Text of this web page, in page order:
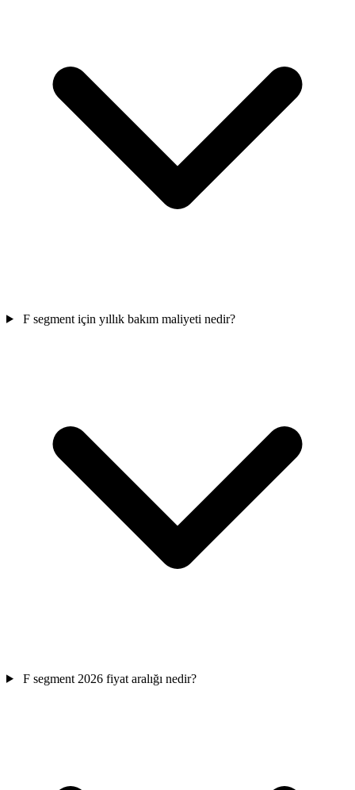
F segment için yıllık bakım maliyeti nedir?
F segment 2026 fiyat aralığı nedir?